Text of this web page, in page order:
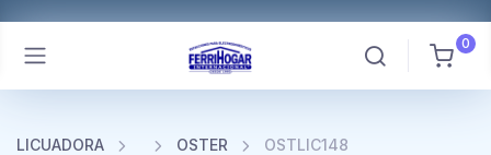
0
LICUADORA OSTER OSTLIC148